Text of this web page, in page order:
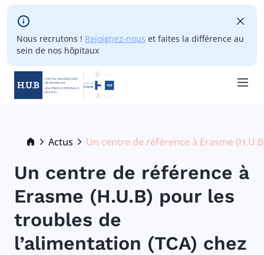
Skip to main content
Nous recrutons ! Rejoignez-nous et faites la différence au
sein de nos hôpitaux
Breadcrumb
Actus
Current:
Un centre de référence à Erasme
Un centre de référence à
Erasme (H.U.B) pour les
troubles de
l’alimentation (TCA) chez